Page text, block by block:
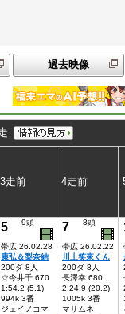
過去映像
3走前 4走前
5 9頭
帯広 26.02.28
康弘＆梨奈結
200ダ 8人
☆今井千 670
1:54.2 (5.1)
994k 3番
ジェイノコマ
7 8頭
帯広 26.02.22
川上笑來くん
200ダ 8人
長澤幸 680
2:24.9 (20.2)
1005k 3番
マサムネ